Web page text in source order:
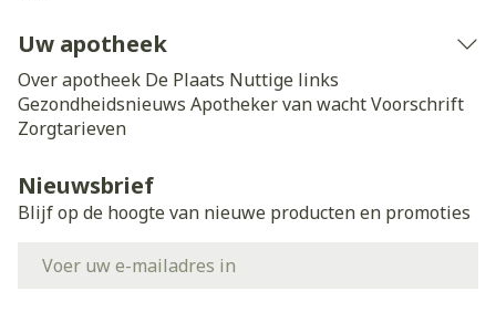
Uw apotheek
Over apotheek De Plaats Nuttige links
Gezondheidsnieuws Apotheker van wachtVoorschrift
Zorgtarieven
Nieuwsbrief
Blijf op de hoogte van nieuwe producten en promoties